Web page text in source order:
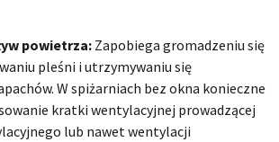
powietrza: Zapobiega gromadzeniu się
pleśni i utrzymywaniu się
W spiżarniach bez okna konieczne
kratki wentylacyjnej prowadzącej
lub nawet wentylacji